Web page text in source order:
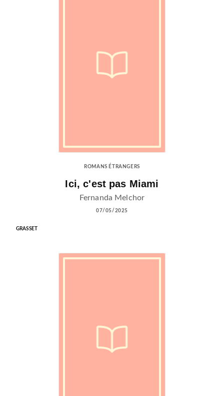
ROMANS ÉTRANGERS
Ici, c'est pas Miami
Fernanda Melchor
07/05/2025
GRASSET